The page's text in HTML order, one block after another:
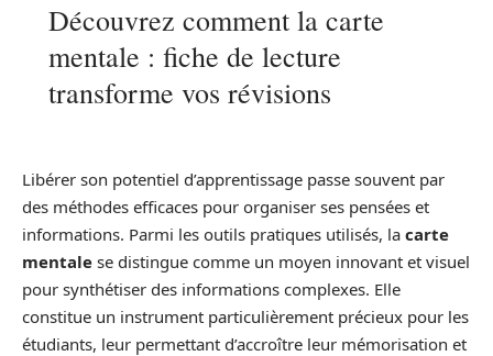
Découvrez comment la carte
mentale : fiche de lecture
transforme vos révisions
Libérer son potentiel d’apprentissage passe souvent par
des méthodes efficaces pour organiser ses pensées et
informations. Parmi les outils pratiques utilisés, la carte
mentale se distingue comme un moyen innovant et visuel
pour synthétiser des informations complexes. Elle
constitue un instrument particulièrement précieux pour les
étudiants, leur permettant d’accroître leur mémorisation et